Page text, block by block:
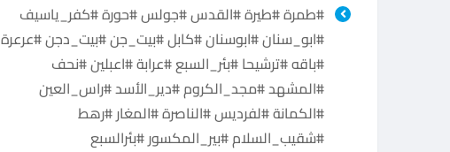
#طمرة #طيرة #القدس #جولس #حورة #كفر_ياسيف
#ابو_سنان #ابوسنان #كابل #بيت_جن #بيت_دجن #عرعرة
#باقه #ترشيحا #بئر_السبع #عرابة #اعبلين #نحف
#المشهد #مجد_الكروم #دير_الأسد #راس_العين
#الكمانة #لفرديس #الناصرة #المغار #رهط
#شقيب_السلام #بير_المكسور #بئرالسبع